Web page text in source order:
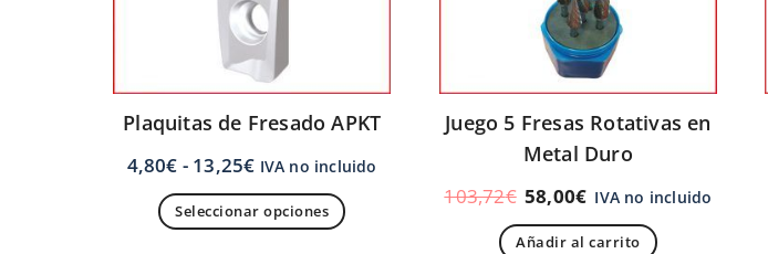
Plaquitas de Fresado APKT
4,80€ - 13,25€ IVA no incluido
Seleccionar opciones
Juego 5 Fresas Rotativas en
Metal Duro
103,72€ 58,00€ IVA no incluido
Añadir al carrito